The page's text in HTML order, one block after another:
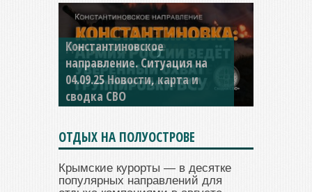
Константиновское
направление. Ситуация на
04.09.25 Новости, карта и
сводка СВО
ОТДЫХ НА ПОЛУОСТРОВЕ
Крымские курорты — в десятке
популярных направлений для